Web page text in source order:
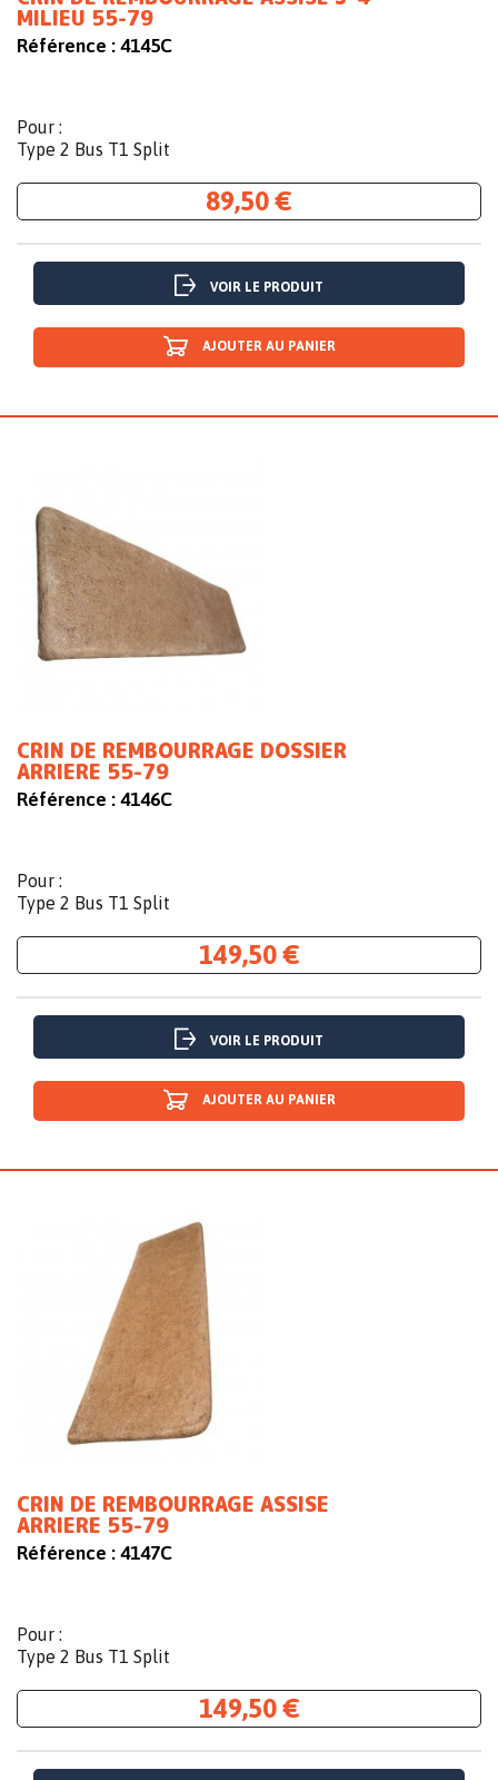
MILIEU 55-79
Référence : 4145C
Pour :
Type 2 Bus T1 Split
89,50 €
VOIR LE PRODUIT
AJOUTER AU PANIER
CRIN DE REMBOURRAGE DOSSIER
ARRIERE 55-79
Référence : 4146C
Pour :
Type 2 Bus T1 Split
149,50 €
VOIR LE PRODUIT
AJOUTER AU PANIER
CRIN DE REMBOURRAGE ASSISE
ARRIERE 55-79
Référence : 4147C
Pour :
Type 2 Bus T1 Split
149,50 €